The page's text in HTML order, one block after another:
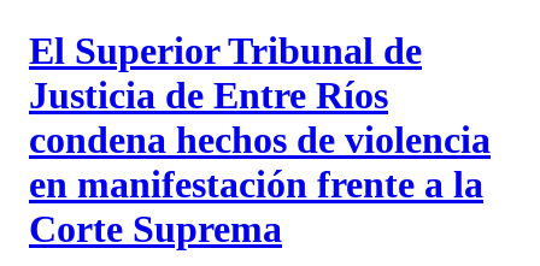
El Superior Tribunal de
Justicia de Entre Ríos
condena hechos de violencia
en manifestación frente a la
Corte Suprema